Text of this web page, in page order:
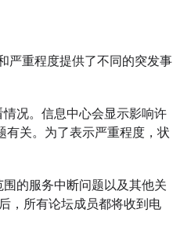
严重程度提供了不同的突发事
情况。信息中心会显示影响许
有关。为了表示严重程度，状
的服务中断问题以及其他关
，所有论坛成员都将收到电